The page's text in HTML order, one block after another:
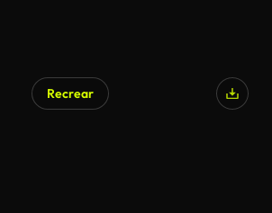
Recrear